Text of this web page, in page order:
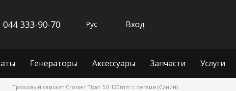
044 333-90-70 Рус Вход
Генераторы Аксессуары Запчасти Услуги
Трюковый самокат Crosser Titan 5.0 120mm с пегами (Синий)